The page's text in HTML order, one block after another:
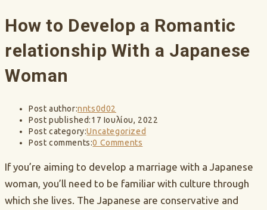
How to Develop a Romantic
relationship With a Japanese
Woman
Post author:nnts0d02
Post published:17 Ιουλίου, 2022
Post category:Uncategorized
Post comments:0 Comments
If you’re aiming to develop a marriage with a Japanese
woman, you’ll need to be familiar with culture through
which she lives. The Japanese are conservative and